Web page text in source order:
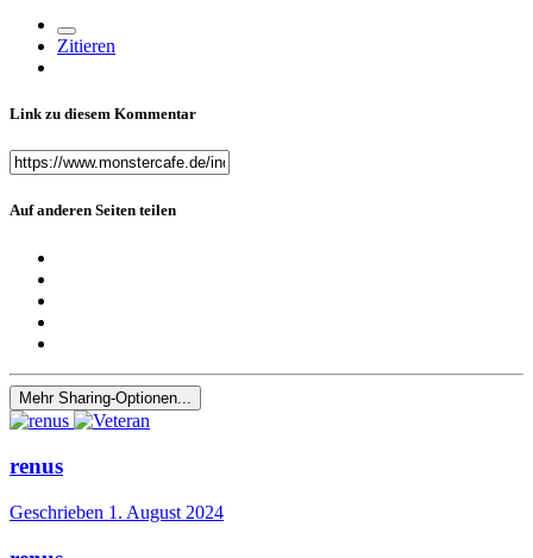
Zitieren
Link zu diesem Kommentar
Auf anderen Seiten teilen
Mehr Sharing-Optionen...
renus
Geschrieben 1. August 2024